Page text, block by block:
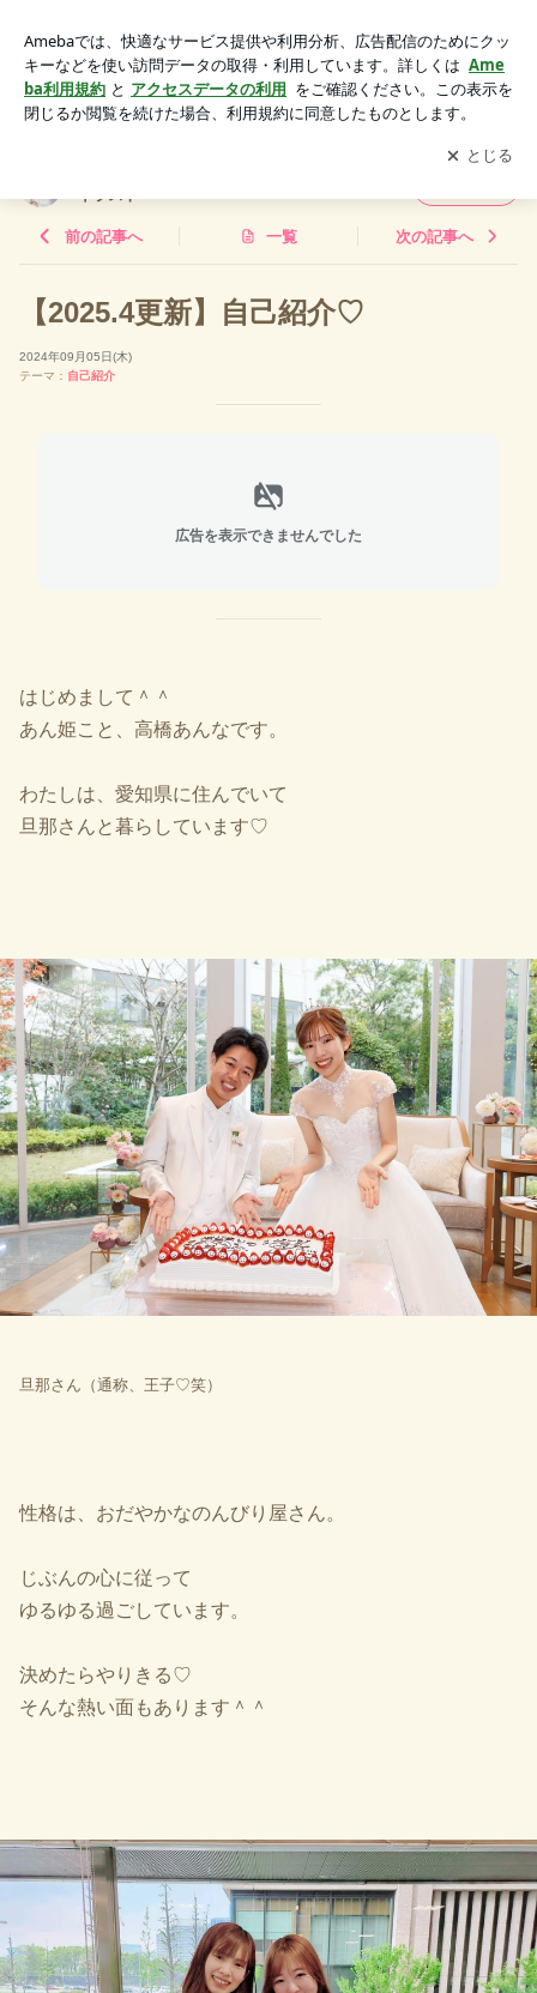
を大切にするイラスト
アプリをダウンロードして ブログの更新通知
を受け取りまし
ょう。
開く
イラスト
前の記事へ 一覧 次の記事へ
【2025.4更新】自己紹介♡
2024年09月05日(木)
テーマ： 自己紹介
広告を表示できませんでした
はじめまして＾＾
あん姫こと、 高橋あんなです。
わたしは、愛知県に住んでいて
旦那さんと暮らしています♡
旦那さん（通称、王子♡笑）
性格は、 おだやかなのんびり屋さん。
じぶんの心に従って
ゆるゆる過ごしています。
決めたらやりきる♡
そんな熱い面もあります＾＾